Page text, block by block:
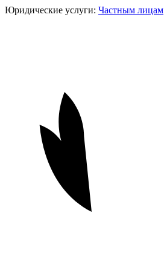
Юридические услуги: Частным лицам